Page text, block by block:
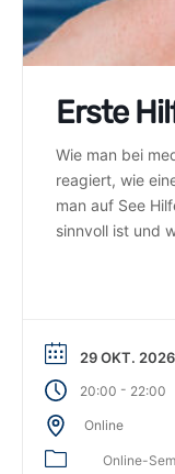
Erste
Wie man bei
reagiert, wie
man auf See
sinnvoll ist und
29 OKT. 2026
20:00 - 22:00
Online
Online-